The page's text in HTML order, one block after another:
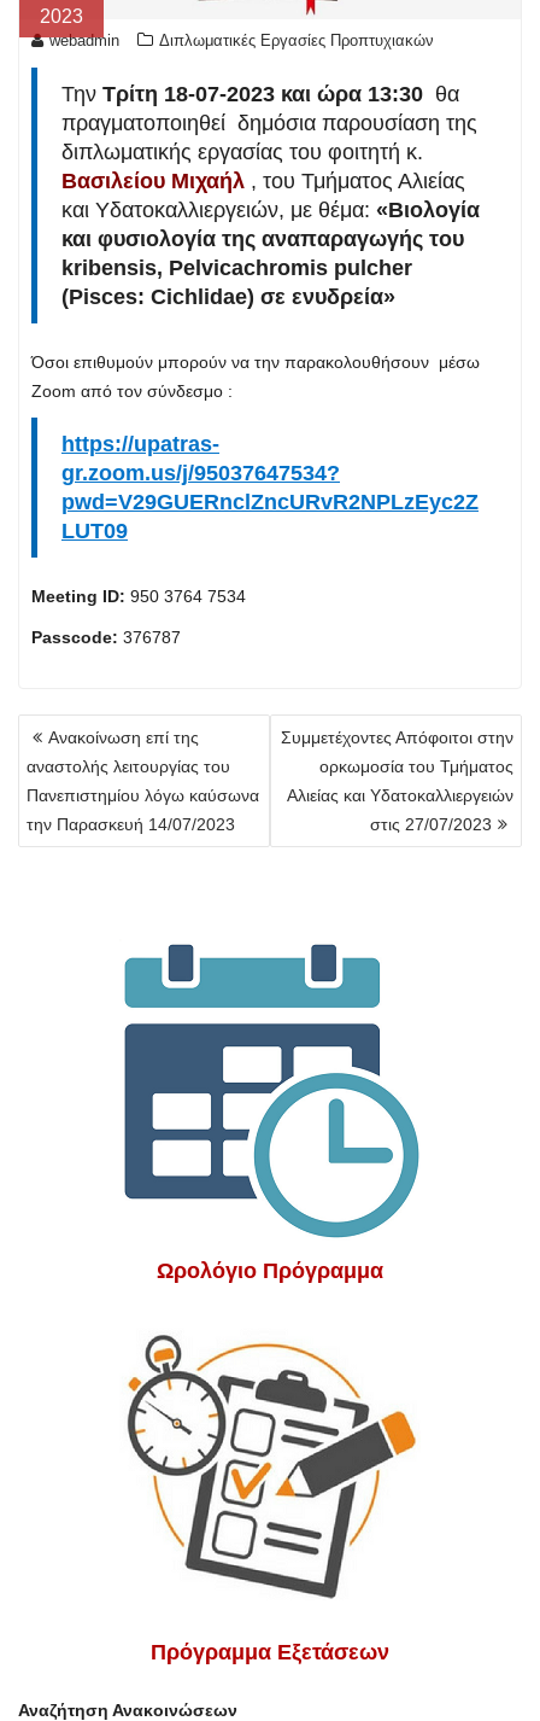
2023
webadmin Διπλωματικές Εργασίες Προπτυχιακών
Την Τρίτη 18-07-2023 και ώρα 13:30 θα
πραγματοποιηθεί δημόσια παρουσίαση της
διπλωματικής εργασίας του φοιτητή κ.
Βασιλείου Μιχαήλ , του Τμήματος Αλιείας
και Υδατοκαλλιεργειών, με θέμα: «Βιολογία
και φυσιολογία της αναπαραγωγής του
kribensis, Pelvicachromis pulcher
(Pisces: Cichlidae) σε ενυδρεία»
Όσοι επιθυμούν μπορούν να την παρακολουθήσουν μέσω
Zoom από τον σύνδεσμο :
https://upatras-
gr.zoom.us/j/95037647534?
pwd=V29GUERnclZncURvR2NPLzEyc2Z
LUT09
Meeting ID: 950 3764 7534
Passcode: 376787
Πλοήγηση
Ανακοίνωση επί της
αναστολής λειτουργίας του
Πανεπιστημίου λόγω καύσωνα
την Παρασκευή 14/07/2023
Συμμετέχοντες Απόφοιτοι στην
ορκωμοσία του Τμήματος
Αλιείας και Υδατοκαλλιεργειών
στις 27/07/2023
Ωρολόγιο Πρόγραμμα
Πρόγραμμα Εξετάσεων
Αναζήτηση Ανακοινώσεων